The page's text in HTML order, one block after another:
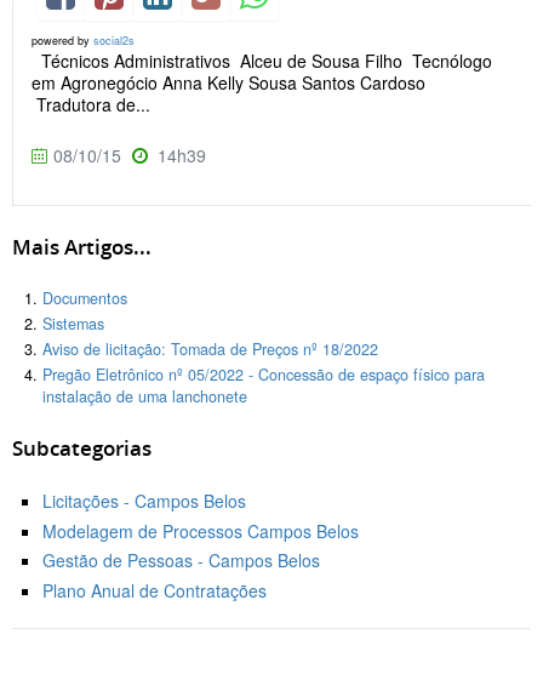
powered by social2s
Técnicos Administrativos Alceu de Sousa Filho Tecnólogo
em Agronegócio Anna Kelly Sousa Santos Cardoso
Tradutora de...
08/10/15 14h39
Mais Artigos...
Documentos
Sistemas
Aviso de licitação: Tomada de Preços nº 18/2022
Pregão Eletrônico nº 05/2022 - Concessão de espaço físico para
instalação de uma lanchonete
Subcategorias
Licitações - Campos Belos
Modelagem de Processos Campos Belos
Gestão de Pessoas - Campos Belos
Plano Anual de Contratações